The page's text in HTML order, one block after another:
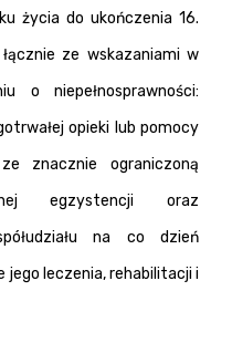
życia do ukończenia 16.
ze wskazaniami w
niepełnosprawności:
opieki lub pomocy
znacznie ograniczoną
egzystencji oraz
na co dzień
jego leczenia, rehabilitacji i